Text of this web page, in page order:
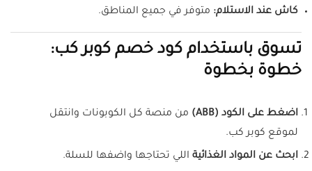
كاش عند الاستلام: متوفر في جميع المناطق.
تسوق باستخدام كود خصم كوبر كب:
خطوة بخطوة
اضغط على الكود (ABB)
من منصة كل الكوبونات وانتقل
لموقع كوبر كب.
ابحث عن المواد الغذائية اللي تحتاجها واضفها للسلة.